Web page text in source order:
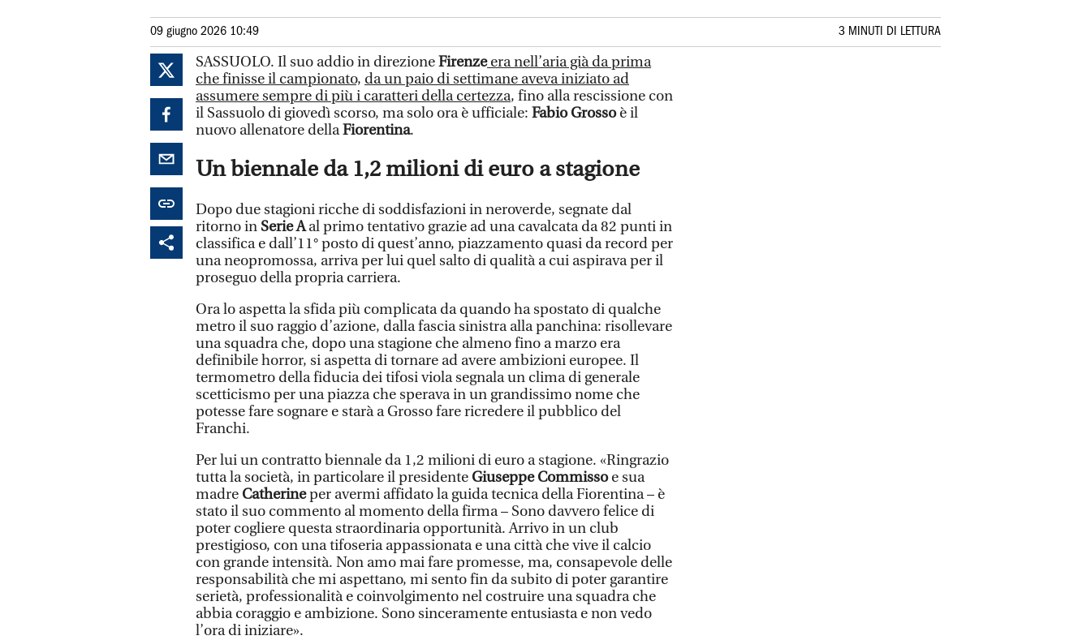
09 giugno 2026 10:49 3 MINUTI DI LETTURA
SASSUOLO. Il suo addio in direzioneFirenze era nell’aria già da prima
che finisse il campionato, da un paio di settimane aveva iniziato ad
assumere sempre di più i caratteri della certezza, fino alla rescissione con
il Sassuolo di giovedì scorso, ma solo ora è ufficiale: Fabio Grossoè il
nuovo allenatore dellaFiorentina.
Un biennale da 1,2 milioni di euro a stagione
Dopo due stagioni ricche di soddisfazioni in neroverde, segnate dal
ritorno in Serie Aal primo tentativo grazie ad una cavalcata da 82 punti in
classifica e dall’11° posto di quest’anno, piazzamento quasi da record per
una neopromossa, arriva per lui quel salto di qualità a cui aspirava per il
proseguo della propria carriera.
Ora lo aspetta la sfida più complicata da quando ha spostato di qualche
metro il suo raggio d’azione, dalla fascia sinistra alla panchina: risollevare
una squadra che, dopo una stagione che almeno fino a marzo era
definibile horror, si aspetta di tornare ad avere ambizioni europee. Il
termometro della fiducia dei tifosi viola segnala un clima di generale
scetticismo per una piazza che sperava in un grandissimo nome che
potesse fare sognare e starà a Grosso fare ricredere il pubblico del
Franchi.
Per lui un contratto biennale da 1,2 milioni di euro a stagione. «Ringrazio
tutta la società, in particolare il presidenteGiuseppe Commissoe sua
madre Catherineper avermi affidato la guida tecnica della Fiorentina – è
stato il suo commento al momento della firma – Sono davvero felice di
poter cogliere questa straordinaria opportunità. Arrivo in un club
prestigioso, con una tifoseria appassionata e una città che vive il calcio
con grande intensità. Non amo mai fare promesse, ma, consapevole delle
responsabilità che mi aspettano, mi sento fin da subito di poter garantire
serietà, professionalità e coinvolgimento nel costruire una squadra che
abbia coraggio e ambizione. Sono sinceramente entusiasta e non vedo
l’ora di iniziare».